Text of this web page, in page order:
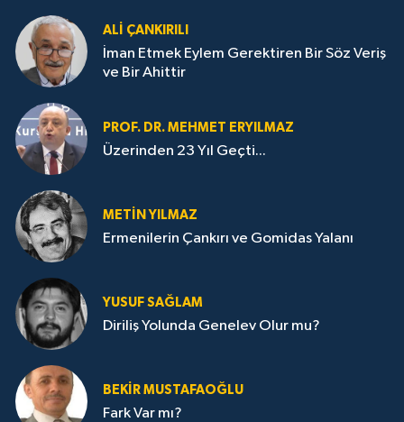
ALI ÇANKIRILI
İman Etmek Eylem Gerektiren Bir Söz Veriş
ve Bir Ahittir
PROF. DR. MEHMET ERYILMAZ
Üzerinden 23 Yıl Geçti...
METIN YILMAZ
Ermenilerin Çankırı ve Gomidas Yalanı
YUSUF SAĞLAM
Diriliş Yolunda Genelev Olur mu?
BEKIR MUSTAFAOĞLU
Fark Var mı?